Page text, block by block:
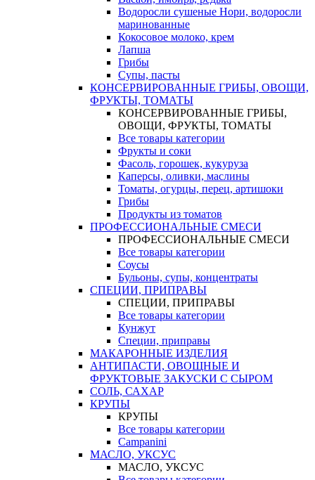
Водоросли сушеные Нори, водоросли
маринованные
Кокосовое молоко, крем
Лапша
Грибы
Супы, пасты
КОНСЕРВИРОВАННЫЕ ГРИБЫ, ОВОЩИ,
ФРУКТЫ, ТОМАТЫ
КОНСЕРВИРОВАННЫЕ ГРИБЫ,
ОВОЩИ, ФРУКТЫ, ТОМАТЫ
Все товары категории
Фрукты и соки
Фасоль, горошек, кукуруза
Каперсы, оливки, маслины
Томаты, огурцы, перец, артишоки
Грибы
Продукты из томатов
ПРОФЕССИОНАЛЬНЫЕ СМЕСИ
ПРОФЕССИОНАЛЬНЫЕ СМЕСИ
Все товары категории
Соусы
Бульоны, супы, концентраты
СПЕЦИИ, ПРИПРАВЫ
СПЕЦИИ, ПРИПРАВЫ
Все товары категории
Кунжут
Специи, приправы
МАКАРОННЫЕ ИЗДЕЛИЯ
АНТИПАСТИ, ОВОЩНЫЕ И
ФРУКТОВЫЕ ЗАКУСКИ С СЫРОМ
СОЛЬ, САХАР
КРУПЫ
КРУПЫ
Все товары категории
Campanini
МАСЛО, УКСУС
МАСЛО, УКСУС